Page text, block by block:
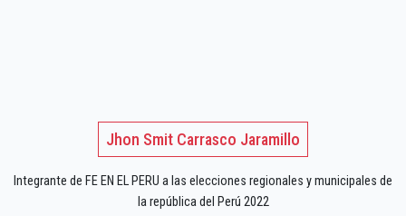
Jhon Smit Carrasco Jaramillo
Integrante de FE EN EL PERU a las elecciones regionales y municipales de
la república del Perú 2022